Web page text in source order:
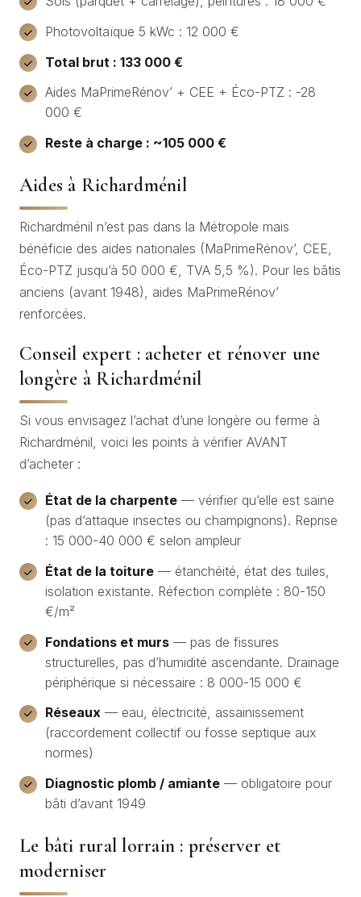
Photovoltaïque 5 kWc : 12 000 €
Total brut : 133 000 €
Aides MaPrimeRénov’ + CEE + Éco-PTZ : -28
000 €
Reste à charge : ~105 000 €
Aides à Richardménil
Richardménil n’est pas dans la Métropole mais
bénéficie des aides nationales (MaPrimeRénov’, CEE,
Éco-PTZ jusqu’à 50 000 €, TVA 5,5 %). Pour les bâtis
anciens (avant 1948), aides MaPrimeRénov’
renforcées.
Conseil expert : acheter et rénover une
longère à Richardménil
Si vous envisagez l’achat d’une longère ou ferme à
Richardménil, voici les points à vérifier AVANT
d’acheter :
État de la charpente — vérifier qu’elle est saine
(pas d’attaque insectes ou champignons). Reprise
: 15 000-40 000 € selon ampleur
État de la toiture — étanchéité, état des tuiles,
isolation existante. Réfection complète : 80-150
€/m²
Fondations et murs — pas de fissures
structurelles, pas d’humidité ascendante. Drainage
périphérique si nécessaire : 8 000-15 000 €
Réseaux — eau, électricité, assainissement
(raccordement collectif ou fosse septique aux
normes)
Diagnostic plomb / amiante — obligatoire pour
bâti d’avant 1949
Le bâti rural lorrain : préserver et
moderniser